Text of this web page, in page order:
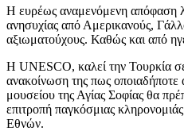
Η ευρέως αναμενόμενη απόφαση
ανησυχίας από Αμερικανούς,
αξιωματούχους. Καθώς και από
Η UNESCO, καλεί την Τουρκία
ανακοίνωση της πως
μουσείου της Αγίας Σοφίας θα
επιτροπή παγκόσμιας
Εθνών.